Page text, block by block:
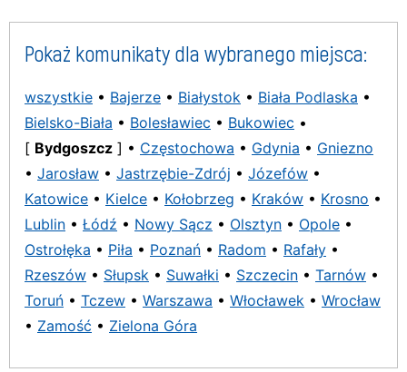
Pokaż komunikaty dla wybranego miejsca:
wszystkie • Bajerze • Białystok • Biała Podlaska •
Bielsko-Biała • Bolesławiec • Bukowiec •
[ Bydgoszcz ] • Częstochowa • Gdynia • Gniezno
• Jarosław • Jastrzębie-Zdrój • Józefów •
Katowice • Kielce • Kołobrzeg • Kraków • Krosno •
Lublin • Łódź • Nowy Sącz • Olsztyn • Opole •
Ostrołęka • Piła • Poznań • Radom • Rafały •
Rzeszów • Słupsk • Suwałki • Szczecin • Tarnów •
Toruń • Tczew • Warszawa • Włocławek • Wrocław
• Zamość • Zielona Góra